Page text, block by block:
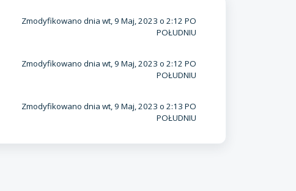
Zmodyfikowano dnia wt, 9 Maj, 2023 o 2:12 PO
POŁUDNIU
Zmodyfikowano dnia wt, 9 Maj, 2023 o 2:12 PO
POŁUDNIU
Zmodyfikowano dnia wt, 9 Maj, 2023 o 2:13 PO
POŁUDNIU